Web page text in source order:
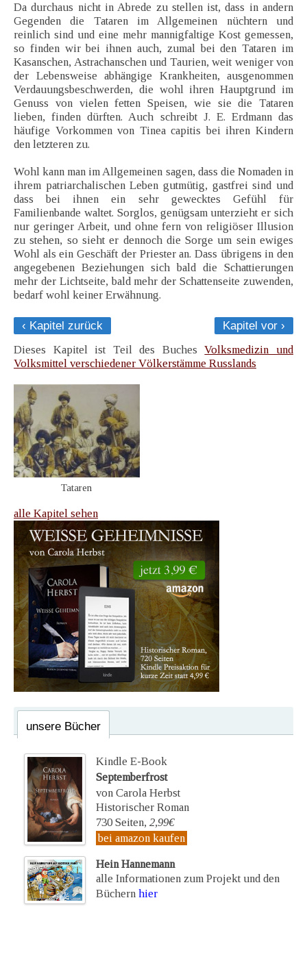
Da durchaus nicht in Abrede zu stellen ist, dass in andern
Gegenden die Tataren im Allgemeinen nüchtern und
reinlich sind und eine mehr mannigfaltige Kost gemessen,
so finden wir bei ihnen auch, zumal bei den Tataren im
Kasanschen, Astrachanschen und Taurien, weit weniger von
der Lebensweise abhängige Krankheiten, ausgenommen
Verdauungsbeschwerden, die wohl ihren Hauptgrund im
Genuss von vielen fetten Speisen, wie sie die Tataren
lieben, finden dürften. Auch schreibt J. E. Erdmann das
häufige Vorkommen von Tinea capitis bei ihren Kindern
den letzteren zu.
Wohl kann man im Allgemeinen sagen, dass die Nomaden in
ihrem patriarchalischen Leben gutmütig, gastfrei sind und
dass bei ihnen ein sehr gewecktes Gefühl für
Familienbande waltet. Sorglos, genügsam unterzieht er sich
nur geringer Arbeit, und ohne fern von religiöser Illusion
zu stehen, so sieht er dennoch die Sorge um sein ewiges
Wohl als ein Geschäft der Priester an. Dass übrigens in den
angegebenen Beziehungen sich bald die Schattierungen
mehr der Lichtseite, bald mehr der Schattenseite zuwenden,
bedarf wohl keiner Erwähnung.
‹ Kapitel zurück
Kapitel vor ›
Dieses Kapitel ist Teil des BuchesVolksmedizin und
Volksmittel verschiedener Völkerstämme Russlands
Tataren
alle Kapitel sehen
unsere Bücher
Kindle E-Book
Septemberfrost
von Carola Herbst
Historischer Roman
730 Seiten, 2,99€
bei amazon kaufen
Hein Hannemann
alle Informationen zum Projekt und den
Büchern hier